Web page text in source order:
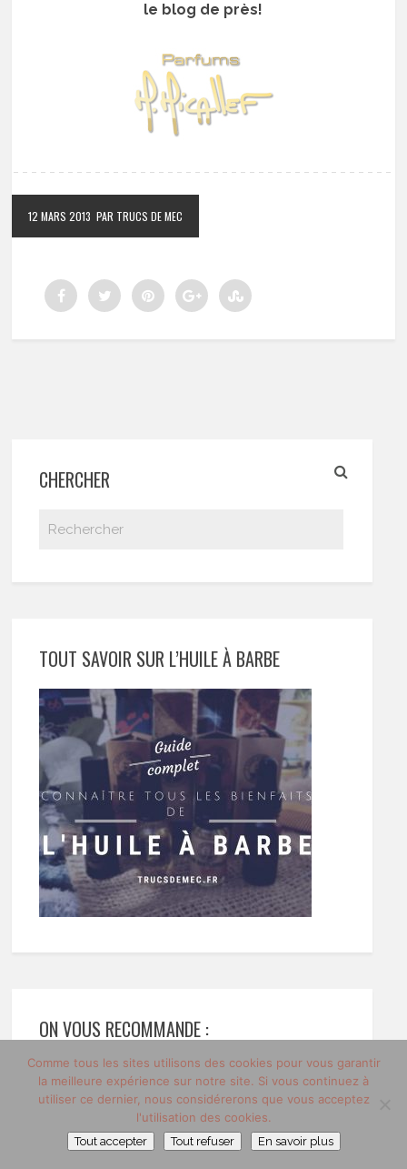
le blog de près!
12 MARS 2013 PAR TRUCS DE MEC
CHERCHER
TOUT SAVOIR SUR L’HUILE À BARBE
ON VOUS RECOMMANDE :
Tout savoir sur l’ huile à barbe
Comment choisir lemeilleur
Où trouver lesmeilleurs soins à barbe?
Comme tous les sites utilisons des cookies pour vous garantir
la meilleure expérience sur notre site. Si vous continuez à
utiliser ce dernier, nous considérerons que vous acceptez
l'utilisation des cookies.
Tout accepter Tout refuser En savoir plus